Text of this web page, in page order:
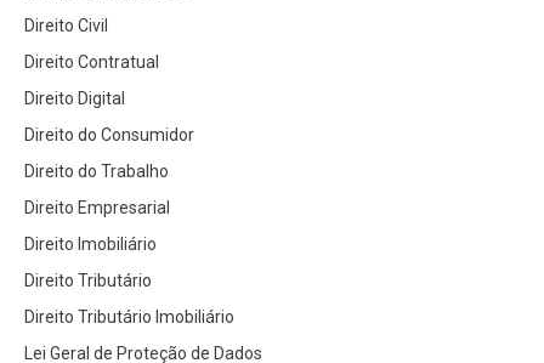
Direito Civil
Direito Contratual
Direito Digital
Direito do Consumidor
Direito do Trabalho
Direito Empresarial
Direito Imobiliário
Direito Tributário
Direito Tributário Imobiliário
Lei Geral de Proteção de Dados